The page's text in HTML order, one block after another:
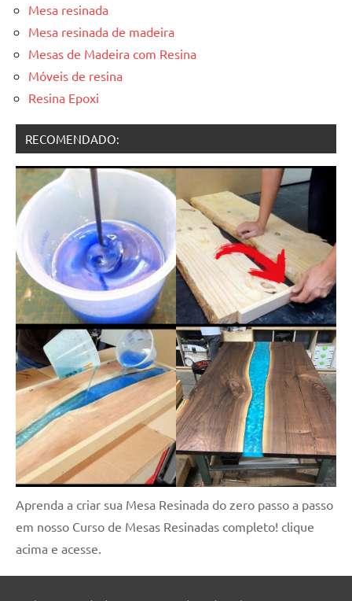
Mesa resinada
Mesa resinada de madeira
Mesas de Madeira com Resina
Móveis de resina
Resina Epoxi
RECOMENDADO:
Aprenda a criar sua Mesa Resinada do zero passo a passo
em nosso Curso de Mesas Resinadas completo! clique
acima e acesse.